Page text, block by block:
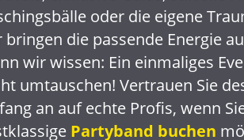
oder die eigene
bringen die passende Energie
wir wissen: Ein einmaliges
umtauschen! Vertrauen Sie
an auf echte Profis, wenn
Partyband buchen